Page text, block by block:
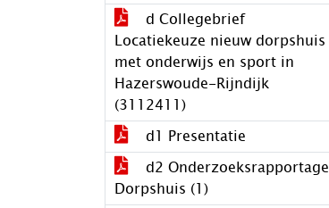
d Collegebrief
Locatiekeuze nieuw dorpshuis
met onderwijs en sport in
Hazerswoude-Rijndijk
(3112411)
d1 Presentatie
d2 Onderzoeksrapportage
Dorpshuis (1)